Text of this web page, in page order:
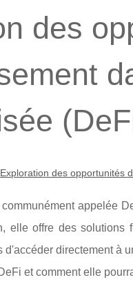
des
Exploration des opportunités
appelée
elle offre des
d'accéder directement à
et comment elle